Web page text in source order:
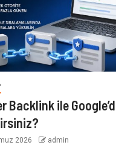
Backlink ile
2026 admin